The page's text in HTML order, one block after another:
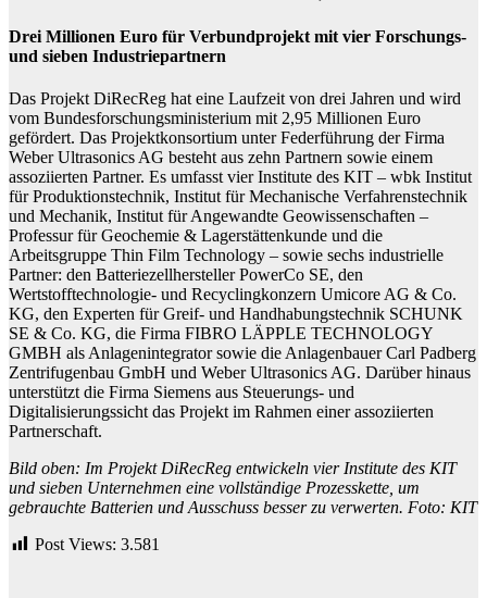
Drei Millionen Euro für Verbundprojekt mit vier Forschungs-
und sieben Industriepartnern
Das Projekt DiRecReg hat eine Laufzeit von drei Jahren und wird
vom Bundesforschungsministerium mit 2,95 Millionen Euro
gefördert. Das Projektkonsortium unter Federführung der Firma
Weber Ultrasonics AG besteht aus zehn Partnern sowie einem
assoziierten Partner. Es umfasst vier Institute des KIT – wbk Institut
für Produktionstechnik, Institut für Mechanische Verfahrenstechnik
und Mechanik, Institut für Angewandte Geowissenschaften –
Professur für Geochemie & Lagerstättenkunde und die
Arbeitsgruppe Thin Film Technology – sowie sechs industrielle
Partner: den Batteriezellhersteller PowerCo SE, den
Wertstofftechnologie- und Recyclingkonzern Umicore AG & Co.
KG, den Experten für Greif- und Handhabungstechnik SCHUNK
SE & Co. KG, die Firma FIBRO LÄPPLE TECHNOLOGY
GMBH als Anlagenintegrator sowie die Anlagenbauer Carl Padberg
Zentrifugenbau GmbH und Weber Ultrasonics AG. Darüber hinaus
unterstützt die Firma Siemens aus Steuerungs- und
Digitalisierungssicht das Projekt im Rahmen einer assoziierten
Partnerschaft.
Bild oben: Im Projekt DiRecReg entwickeln vier Institute des KIT
und sieben Unternehmen eine vollständige Prozesskette, um
gebrauchte Batterien und Ausschuss besser zu verwerten. Foto: KIT
Post Views: 3.581